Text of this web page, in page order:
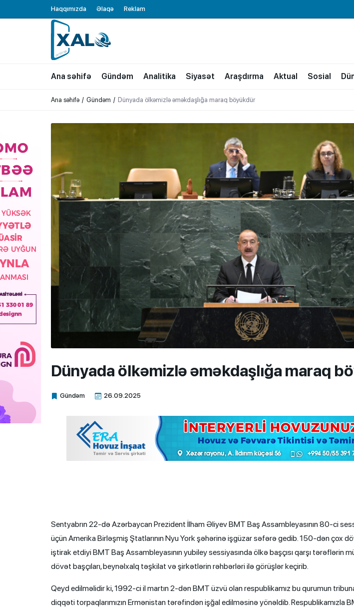
Haqqımızda Əlaqə Reklam
XALQ.ONLINE
ONLAYN PLATFORMA
Ana səhifə Gündəm Analitika Siyasət Araşdırma Aktual Sosial
Ana səhifə Gündəm Dünyada ölkəmizlə əməkdaşlığa maraq böyükdür
Dünyada ölkəmizlə əməkdaşlığa maraq
Gündəm 26.09.2025
Xalq.Online
Sentyabrın 22-də Azərbaycan Prezident İlham Əliyev BMT Baş Assambleyasının 80-ci
üçün Amerika Birləşmiş Ştatlarının Nyu York şəhərinə işgüzar səfərə gedib. 150-dən çox
iştirak etdiyi BMT Baş Assambleyasının yubiley sessiyasında ölkə başçısı qarşı tərəflərin
dövət başçıları, beynəlxalq təşkilat və şirkətlərin rəhbərləri ilə görüşlər keçirib.
Qeyd edilməlidir ki, 1992-ci il martın 2-dən BMT üzvü olan respublikamız bu qurumun
diqqəti torpaqlarımızın Ermənistan tərəfindən işğal edilməsinə yönəldib. Respublikamızla